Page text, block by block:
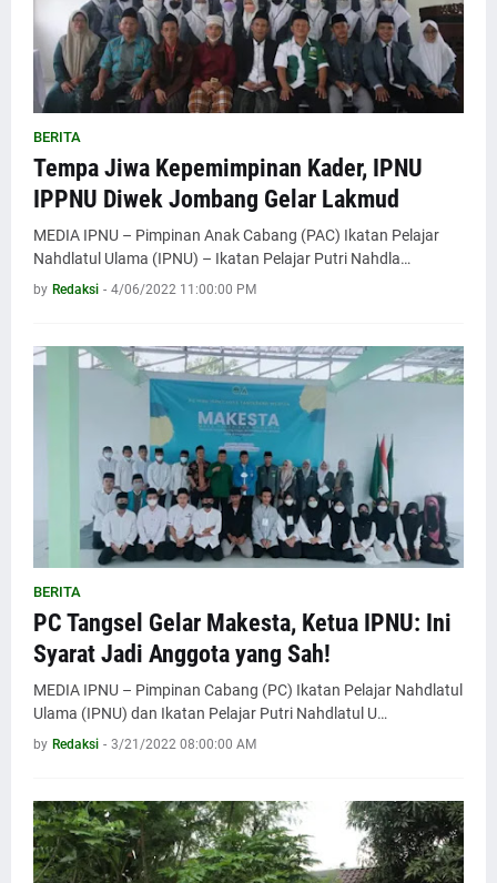
BERITA
Tempa Jiwa Kepemimpinan Kader, IPNU
IPPNU Diwek Jombang Gelar Lakmud
MEDIA IPNU – Pimpinan Anak Cabang (PAC) Ikatan Pelajar
Nahdlatul Ulama (IPNU) – Ikatan Pelajar Putri Nahdla…
by Redaksi - 4/06/2022 11:00:00 PM
BERITA
PC Tangsel Gelar Makesta, Ketua IPNU: Ini
Syarat Jadi Anggota yang Sah!
MEDIA IPNU – Pimpinan Cabang (PC) Ikatan Pelajar Nahdlatul
Ulama (IPNU) dan Ikatan Pelajar Putri Nahdlatul U…
by Redaksi - 3/21/2022 08:00:00 AM